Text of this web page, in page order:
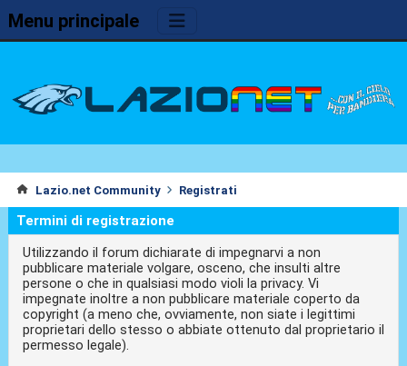
Menu principale
Lazio.net Community Registrati
Termini di registrazione
Utilizzando il forum dichiarate di impegnarvi a non
pubblicare materiale volgare, osceno, che insulti altre
persone o che in qualsiasi modo violi la privacy. Vi
impegnate inoltre a non pubblicare materiale coperto da
copyright (a meno che, ovviamente, non siate i legittimi
proprietari dello stesso o abbiate ottenuto dal proprietario il
permesso legale).